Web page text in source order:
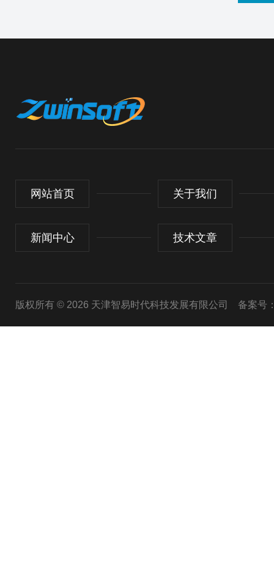
网站首页 关于我们
新闻中心 技术文章
版权所有 © 2026 天津智易时代科技发展有限公司 备案号